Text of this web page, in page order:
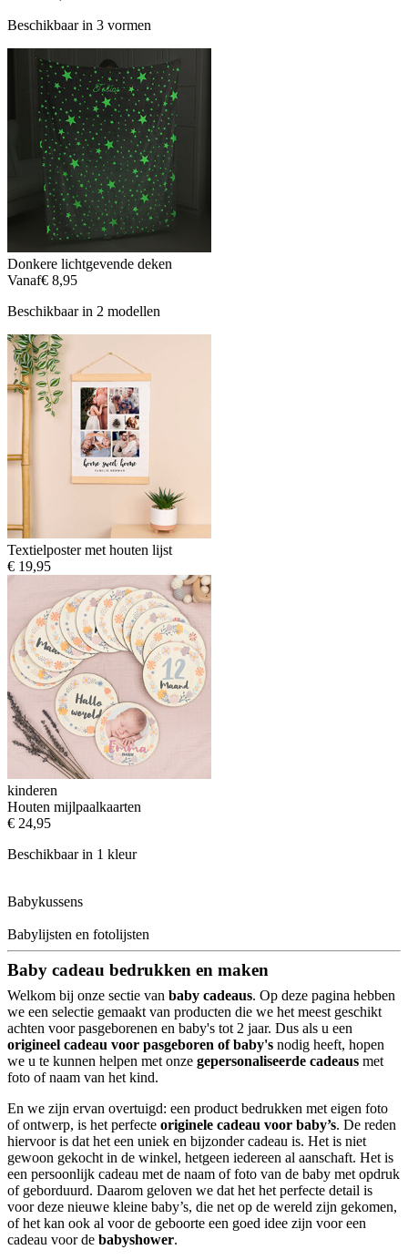
Beschikbaar in 3 vormen
Donkere lichtgevende deken
Vanaf€ 8,95
Beschikbaar in 2 modellen
Textielposter met houten lijst
€ 19,95
kinderen
Houten mijlpaalkaarten
€ 24,95
Beschikbaar in 1 kleur
Babykussens
Babylijsten en fotolijsten
Baby cadeau bedrukken en maken
Welkom bij onze sectie van baby cadeaus. Op deze pagina hebben
we een selectie gemaakt van producten die we het meest geschikt
achten voor pasgeborenen en baby's tot 2 jaar. Dus als u een
origineel cadeau voor pasgeboren of baby's nodig heeft, hopen
we u te kunnen helpen met onze gepersonaliseerde cadeaus met
foto of naam van het kind.
En we zijn ervan overtuigd: een product bedrukken met eigen foto
of ontwerp, is het perfecte originele cadeau voor baby’s. De reden
hiervoor is dat het een uniek en bijzonder cadeau is. Het is niet
gewoon gekocht in de winkel, hetgeen iedereen al aanschaft. Het is
een persoonlijk cadeau met de naam of foto van de baby met opdruk
of geborduurd. Daarom geloven we dat het het perfecte detail is
voor deze nieuwe kleine baby’s, die net op de wereld zijn gekomen,
of het kan ook al voor de geboorte een goed idee zijn voor een
cadeau voor de babyshower.